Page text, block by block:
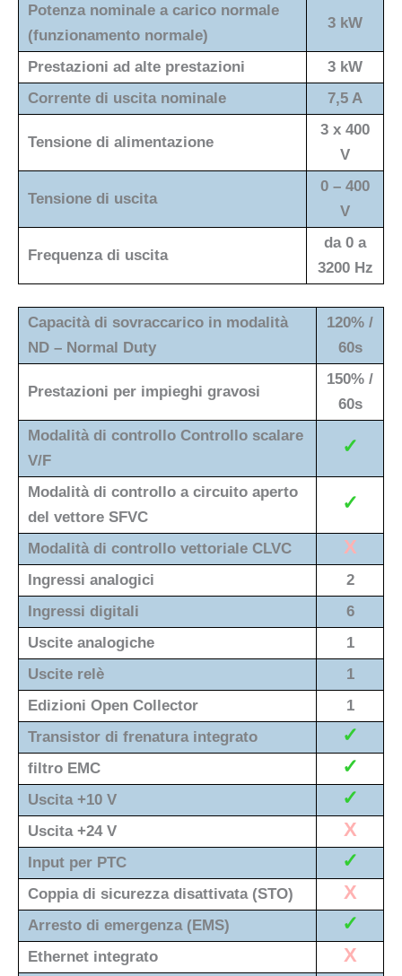
Potenza nominale a carico normale
(funzionamento normale)
3 kW
Prestazioni ad alte prestazioni
3 kW
Corrente di uscita nominale
7,5 A
Tensione di alimentazione
3 x 400
V
Tensione di uscita
0 – 400
V
Frequenza di uscita
da 0 a
3200 Hz
Capacità di sovraccarico in modalità
ND – Normal Duty
120% /
60s
Prestazioni per impieghi gravosi
150% /
60s
Modalità di controllo Controllo scalare
V/F
✓
Modalità di controllo a circuito aperto
del vettore SFVC
✓
Modalità di controllo vettoriale CLVC X
Ingressi analogici
2
Ingressi digitali
6
Uscite analogiche
1
Uscite relè
1
Edizioni Open Collector
1
Transistor di frenatura integrato
✓
filtro EMC ✓
Uscita +10 V ✓
Uscita +24 V X
Input per PTC ✓
Coppia di sicurezza disattivata (STO) X
Arresto di emergenza (EMS) ✓
Ethernet integrato
X